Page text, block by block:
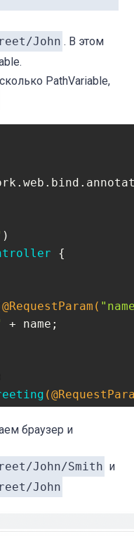
John . В этом
PathVariable,
{
+ name;
)
+ name;
браузер и
John/Smith и
John